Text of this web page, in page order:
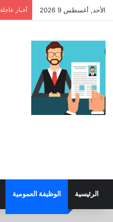
الأحد, أغسطس 9 2026 أخبار عاجلة
الرئيسية الوظيفة العمومية